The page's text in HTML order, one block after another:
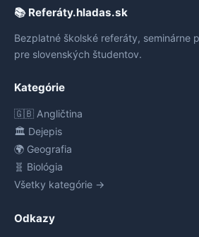
📚 Referáty.hladas.sk
Bezplatné školské referáty, seminárne
pre slovenských študentov.
Kategórie
🇬🇧 Angličtina
🏛️ Dejepis
🌍 Geografia
🧬 Biológia
Všetky kategórie →
Odkazy